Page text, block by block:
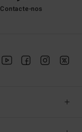
Contacte-nos